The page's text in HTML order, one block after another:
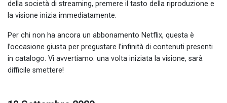
della società di streaming, premere il tasto della riproduzione e
la visione inizia immediatamente.
Per chi non ha ancora un abbonamento Netflix, questa è
l’occasione giusta per pregustare l’infinità di contenuti presenti
in catalogo. Vi avvertiamo: una volta iniziata la visione, sarà
difficile smettere!